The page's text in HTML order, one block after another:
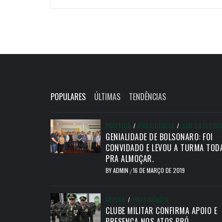
POPULARES ÚLTIMAS TENDÊNCIAS
POLÍTICA / PRESIDÊNCIA / SEM
GENIALIDADE DE BOLSONARO: FOI
CONVIDADO E LEVOU A TURMA
PRA ALMOÇAR.
BYADMIN /16 DE MARÇO DE 2019
DEFESA / PRESIDÊNCIA
CLUBE MILITAR CONFIRMA APOIO E